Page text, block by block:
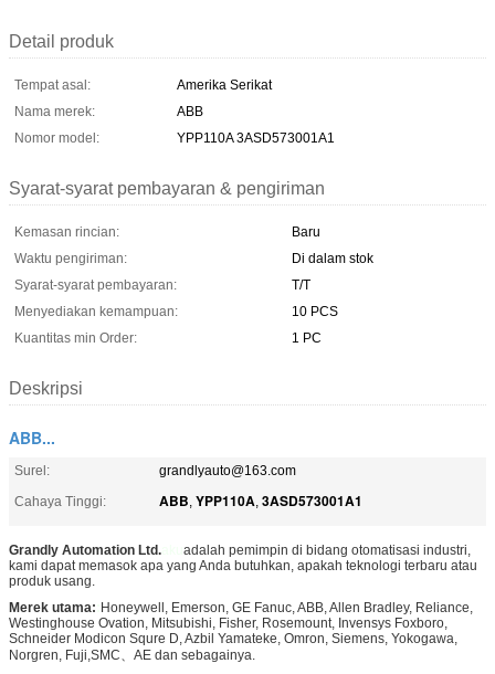
Detail produk
Tempat asal:
Amerika Serikat
Nama merek:
ABB
Nomor model:
YPP110A 3ASD573001A1
Syarat-syarat pembayaran & pengiriman
Kemasan rincian:
Baru
Waktu pengiriman:
Di dalam stok
Syarat-syarat pembayaran:
T/T
Menyediakan kemampuan:
10 PCS
Kuantitas min Order:
1 PC
Deskripsi
ABB...
Surel:
grandlyauto@163.com
Cahaya Tinggi:
ABB, YPP110A, 3ASD573001A1
Grandly Automation Ltd.
adalah pemimpin di bidang otomatisasi industri,
kami dapat memasok apa yang Anda butuhkan, apakah teknologi terbaru atau
produk usang.
Merek utama: Honeywell, Emerson, GE Fanuc, ABB, Allen Bradley, Reliance,
Westinghouse Ovation, Mitsubishi, Fisher, Rosemount, Invensys Foxboro,
Schneider Modicon Squre D, Azbil Yamateke, Omron, Siemens, Yokogawa,
Norgren, Fuji,SMC、AE dan sebagainya.